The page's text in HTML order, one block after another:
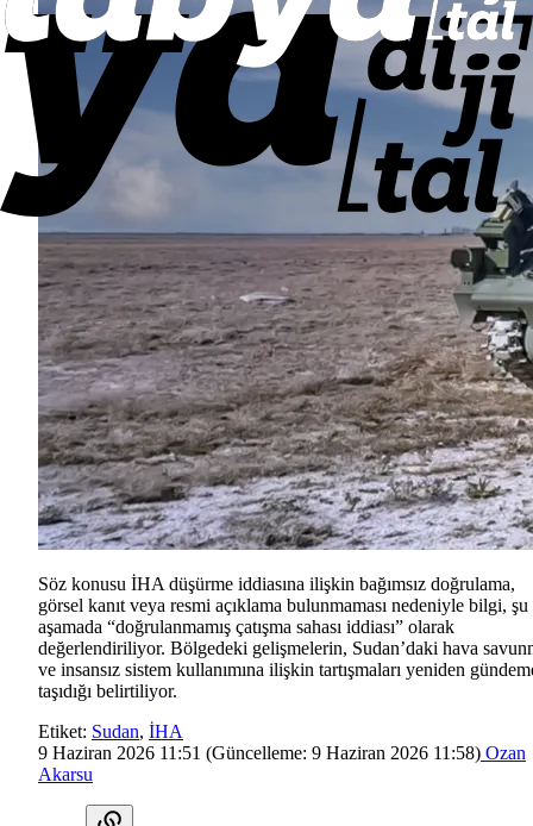
Söz konusu İHA düşürme iddiasına ilişkin bağımsız doğrulama,
görsel kanıt veya resmi açıklama bulunmaması nedeniyle bilgi, şu
aşamada “doğrulanmamış çatışma sahası iddiası” olarak
değerlendiriliyor. Bölgedeki gelişmelerin, Sudan’daki hava
ve insansız sistem kullanımına ilişkin tartışmaları yeniden
taşıdığı belirtiliyor.
Etiket: Sudan, İHA
9 Haziran 2026 11:51 (Güncelleme: 9 Haziran 2026 11:58) Ozan
Akarsu